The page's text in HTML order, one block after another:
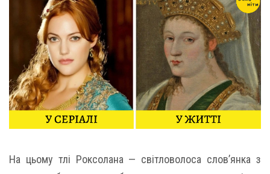
На цьому тлі Роксолана — світловолоса слов’янка з